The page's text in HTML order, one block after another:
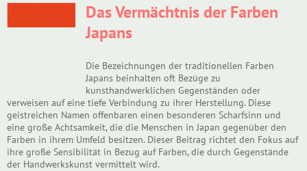
Das Vermächtnis der Farben
Japans
Die Bezeichnungen der traditionellen Farben
Japans beinhalten oft Bezüge zu
kunsthandwerklichen Gegenständen oder
verweisen auf eine tiefe Verbindung zu ihrer Herstellung. Diese
geistreichen Namen offenbaren einen besonderen Scharfsinn und
eine große Achtsamkeit, die die Menschen in Japan gegenüber den
Farben in ihrem Umfeld besitzen. Dieser Beitrag richtet den Fokus auf
ihre große Sensibilität in Bezug auf Farben, die durch Gegenstände
der Handwerkskunst vermittelt wird.